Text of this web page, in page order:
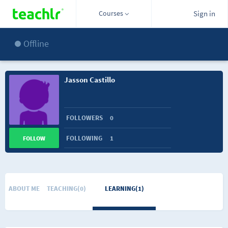
Courses Sign in
Offline
Jasson Castillo
FOLLOWERS 0
FOLLOWING 1
FOLLOW
ABOUT ME TEACHING(0) LEARNING(1)